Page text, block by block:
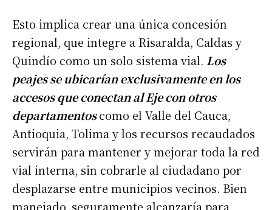
Esto implica crear una única concesión
regional, que integre a Risaralda, Caldas y
Quindío como un solo sistema vial. Los
peajes se ubicarían exclusivamente en los
accesos que conectan al Eje con otros
departamentoscomo el Valle del Cauca,
Antioquia, Tolima y los recursos recaudados
servirán para mantener y mejorar toda la red
vial interna, sin cobrarle al ciudadano por
desplazarse entre municipios vecinos. Bien
manejado, seguramente alcanzaría para